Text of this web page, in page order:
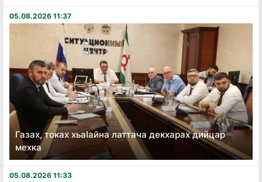
05.08.2026 11:37
Газах, токах хьаӏайна латтача декхарах дийцар
мехка
05.08.2026 11:33